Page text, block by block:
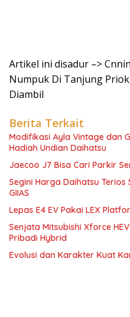
Artikel ini disadur –>
Numpuk Di Tanjung
Diambil
Berita Terkait
Modifikasi Ayla Vintage dan
Hadiah Undian Daihatsu
Jaecoo J7 Bisa Cari Parkir
Segini Harga Daihatsu Terios
GIIAS
Lepas E4 EV Pakai LEX
Senjata Mitsubishi Xforce
Pribadi Hybrid
Evolusi dan Karakter Kuat